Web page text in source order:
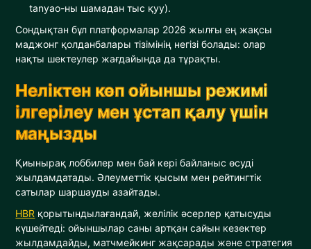
tanyao-ны шамадан тыс қуу).
Сондықтан бұл платформалар 2026 жылғы ең жақсы
маджонг қолданбалары тізімінің негізі болады: олар
нақты шектеулер жағдайында да тұрақты.
Неліктен көп ойыншы режимі
ілгерілеу мен ұстап қалу үшін
маңызды
Қиынырақ лоббилер мен бай кері байланыс өсуді
жылдамдатады. Әлеуметтік қысым мен рейтингтік
сатылар шаршауды азайтады.
HBR қорытындылағандай, желілік әсерлер қатысуды
күшейтеді: ойыншылар саны артқан сайын кезектер
жылдамдайды, матчмейкинг жақсарады және стратегия